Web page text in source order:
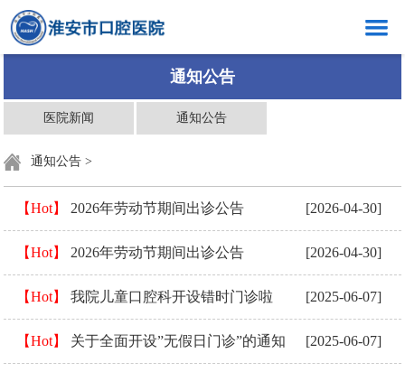
医院概况
口腔健康
创岗创号
医生介绍
就医指南
通知公告
医院新闻 通知公告
通知公告 >
【Hot】 2026年劳动节期间出诊公告 [2026-04-30]
【Hot】 2026年劳动节期间出诊公告 [2026-04-30]
【Hot】 我院儿童口腔科开设错时门诊啦 [2025-06-07]
【Hot】 关于全面开设”无假日门诊”的通知 [2025-06-07]